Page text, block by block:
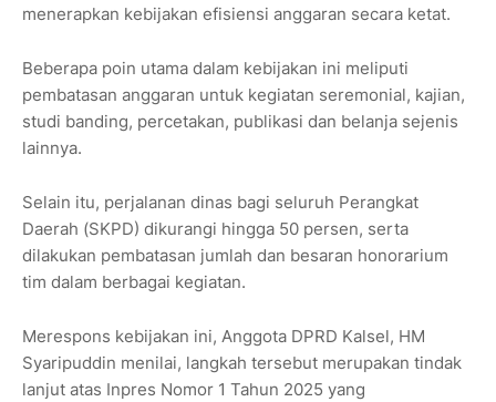
menerapkan kebijakan efisiensi anggaran secara ketat.
Beberapa poin utama dalam kebijakan ini meliputi
pembatasan anggaran untuk kegiatan seremonial, kajian,
studi banding, percetakan, publikasi dan belanja sejenis
lainnya.
Selain itu, perjalanan dinas bagi seluruh Perangkat
Daerah (SKPD) dikurangi hingga 50 persen, serta
dilakukan pembatasan jumlah dan besaran honorarium
tim dalam berbagai kegiatan.
Merespons kebijakan ini, Anggota DPRD Kalsel, HM
Syaripuddin menilai, langkah tersebut merupakan tindak
lanjut atas Inpres Nomor 1 Tahun 2025 yang